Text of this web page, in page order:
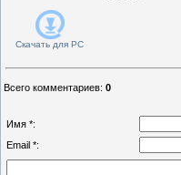
Скачать для PC
Всего комментариев: 0
Имя *:
Email *: